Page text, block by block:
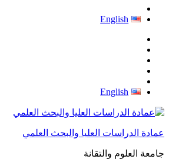
English
English
عمادة الدراسات العليا والبحث العلمي
جامعة العلوم والتقانة